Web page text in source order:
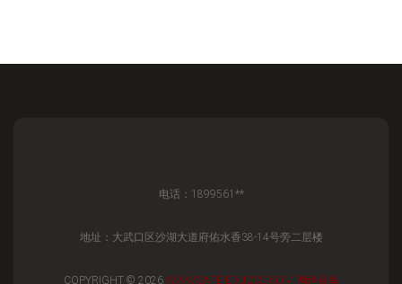
电话：1899561**
地址：大武口区沙湖大道府佑水香38-14号旁二层楼
COPYRIGHT © 2026 WWW.SAFE-EDUCCS.COM 网络设备